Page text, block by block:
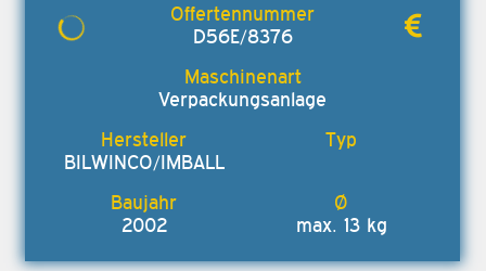
D56E/8376
Verpackungsanlage
BILWINCO/IMBALL
2002 max. 13 kg